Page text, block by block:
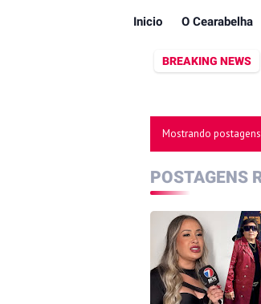
Inicio O Cearabelha
BREAKING NEWS
A VOZ DE SILVÂNIA AQUINO, “DESTILANDO VENENO”
Mostrando
POSTAGENS